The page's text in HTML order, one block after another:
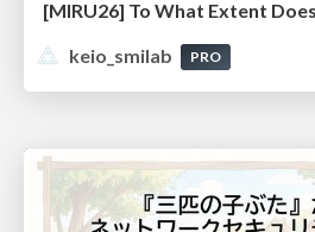
keio_smilab
PRO